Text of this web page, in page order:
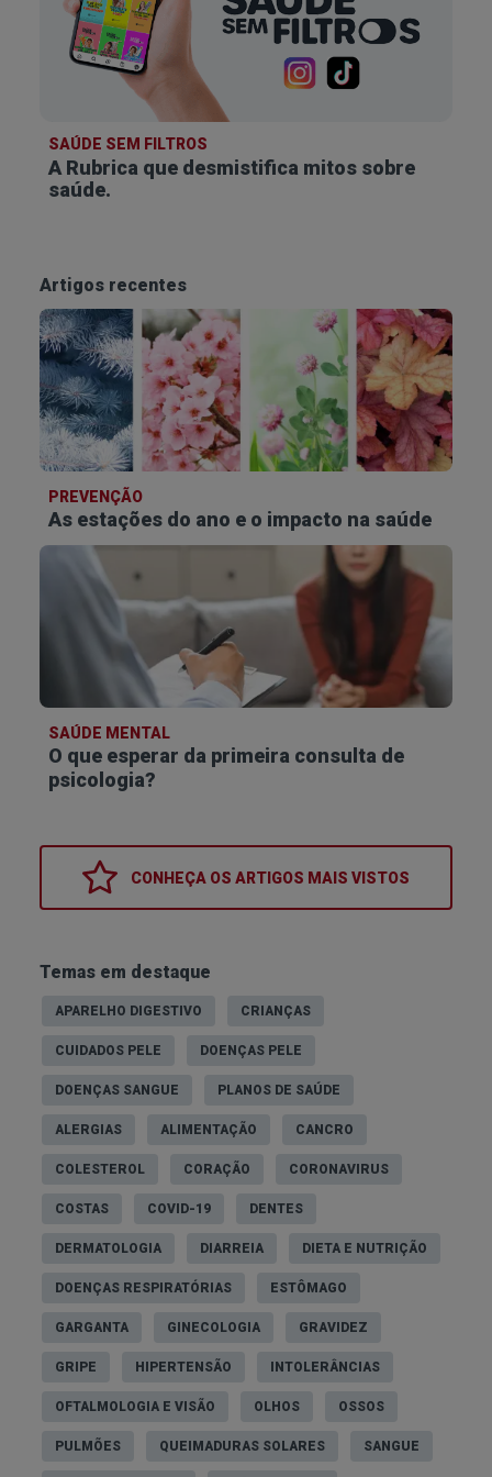
composto por frutose e glicose). Caso contrário,
podem ocorrer complicações graves, devido à
incapacidade do organismo de converter estes
açúcares em energia.
Quais os sintomas da intolerância à
frutose?
Os sintomas e complicações variam conforme o
tipo de intolerância à frutose.
Sintomas da intolerância alimentar à frutose
Em pessoas com intolerância alimentar à frutose,
a ingestão de alimentos ricos neste açúcar pode
causar desconforto gastrointestinal, como:
Inchaço abdominal;
Diarreia;
Flatulência;
Dores abdominais;
Estes sintomas ocorrem porque a frutose não
digerida fermenta no intestino, provocando
reações semelhantes às dasíndrome do
pode também interferir na absorção de nutrientes,
como o ferro, e, em casos mais graves, levar à
fadiga crónica.
surgem geralmente nos bebés, com a introdução
de alimentos sólidos que contêm frutose,
sacarose ou sorbitol.
Os sintomas iniciais incluem:
Náuseas e vómitos;
Hipoglicemia (níveis baixos de açúcar no sangue);
SAÚDE SEM FILTROS
A Rubrica que desmistifica mitos sobre
saúde.
Artigos recentes
PREVENÇÃO
As estações do ano e o impacto na saúde
SAÚDE MENTAL
O que esperar da primeira consulta de
psicologia?
CONHEÇA OS ARTIGOS MAIS VISTOS
Temas em destaque
APARELHO DIGESTIVO CRIANÇAS
CUIDADOS PELE DOENÇAS PELE
DOENÇAS SANGUE PLANOS DE SAÚDE
ALERGIAS ALIMENTAÇÃO CANCRO
COLESTEROL CORAÇÃO CORONAVIRUS
COSTAS COVID-19 DENTES
DERMATOLOGIA DIARREIA DIETA E NUTRIÇÃO
DOENÇAS RESPIRATÓRIAS ESTÔMAGO
GARGANTA GINECOLOGIA GRAVIDEZ
GRIPE HIPERTENSÃO INTOLERÂNCIAS
OFTALMOLOGIA E VISÃO OLHOS OSSOS
PULMÕES QUEIMADURAS SOLARES SANGUE